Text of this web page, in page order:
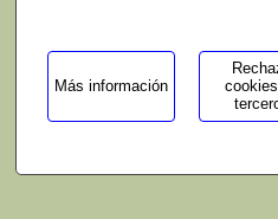
Más información